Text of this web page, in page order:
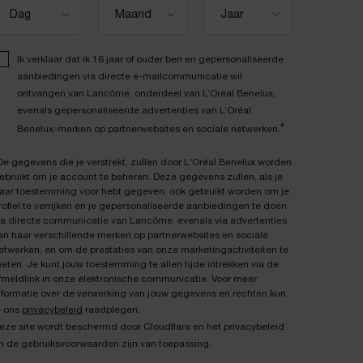
Ik verklaar dat ik 16 jaar of ouder ben en gepersonaliseerde
aanbiedingen via directe e-mailcommunicatie wil
ontvangen van Lancôme, onderdeel van L’Oréal Benelux,
evenals gepersonaliseerde advertenties van L’Oréal
Benelux-merken op partnerwebsites en sociale netwerken. *
gegevens die je verstrekt, zullen door L'Oréal Benelux worden
om je account te beheren. Deze gegevens zullen, als je
toestemming voor hebt gegeven, ook gebruikt worden om je
te verrijken en je gepersonaliseerde aanbiedingen te doen
directe communicatie van Lancôme, evenals via advertenties
haar verschillende merken op partnerwebsites en sociale
en om de prestaties van onze marketingactiviteiten te
Je kunt jouw toestemming te allen tijde intrekken via de
in onze elektronische communicatie. Voor meer
over de verwerking van jouw gegevens en rechten kun
ons privacybeleid raadplegen.
site wordt beschermd door Cloudflare en het privacybeleid
de gebruiksvoorwaarden zijn van toepassing.